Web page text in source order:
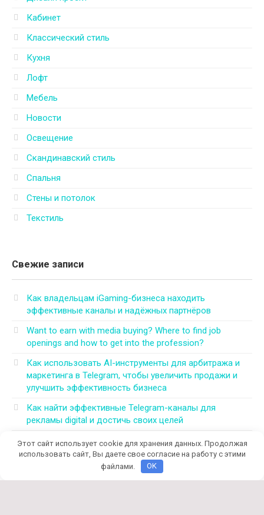
Кабинет
Классический стиль
Кухня
Лофт
Мебель
Новости
Освещение
Скандинавский стиль
Спальня
Стены и потолок
Текстиль
Свежие записи
Как владельцам iGaming-бизнеса находить
эффективные каналы и надёжных партнёров
Want to earn with media buying? Where to find job
openings and how to get into the profession?
Как использовать AI-инструменты для арбитража и
маркетинга в Telegram, чтобы увеличить продажи и
улучшить эффективность бизнеса
Как найти эффективные Telegram-каналы для
рекламы digital и достичь своих целей
Могут ли CPA-конференции и митапы для
арбитражников 2026 решить все проблемы в этой
Этот сайт использует cookie для хранения данных. Продолжая
использовать сайт, Вы даете свое согласие на работу с этими
файлами.
OK